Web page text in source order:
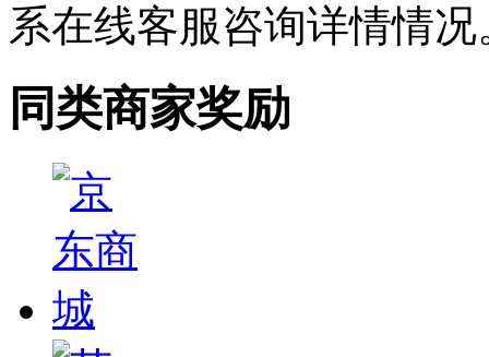
系在线客服咨询详情情况
同类商家奖励